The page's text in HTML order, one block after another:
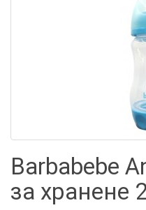
Barbabebe
за хранене